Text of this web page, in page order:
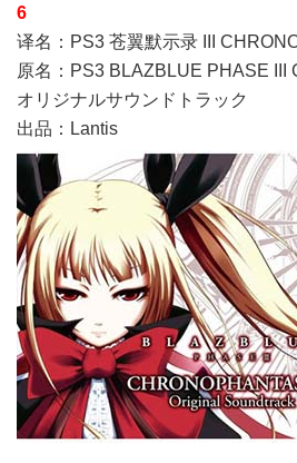
6
译名：PS3 苍翼默示录 III
原名：PS3 BLAZBLUE PHASE III
オリジナルサウンドトラック
出品：Lantis